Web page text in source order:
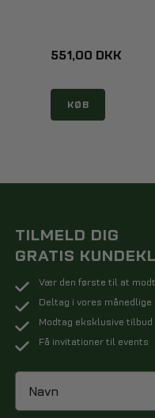
551,00 DKK
KØB
TILMELD DIG
GRATIS
Vær den første til at
Deltag i vores
Modtag eksklusive
Få invitationer til events